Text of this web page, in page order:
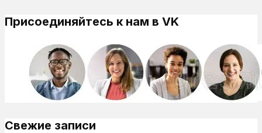
Присоединяйтесь к нам в VK
Свежие записи